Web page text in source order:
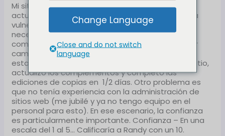
Mi situación era compleja. Necesitaba
actualizaciones de copia simples, pero el sitio era
vulnerable. La plataforma base era dudosa y
necesitaba muchas actualizaciones de
complementos / sistema antes de poder realizar
cambios. El sitio se bloqueó. Me asusté. Randy
estaba en línea con servidores web, restauró el sitio,
actualizó los complementos y completó las
ediciones de copias en 1/2 días. Otro problema es
que no tenía experiencia con la administración de
sitios web (me jubilé y ya no tengo equipo en el
personal para esto). En ese escenario, la confianza
es particularmente importante. Confianza – En una
escala del 1 al 5… Calificaría a Randy con un 10.
Change Language
Close and do not switch
language